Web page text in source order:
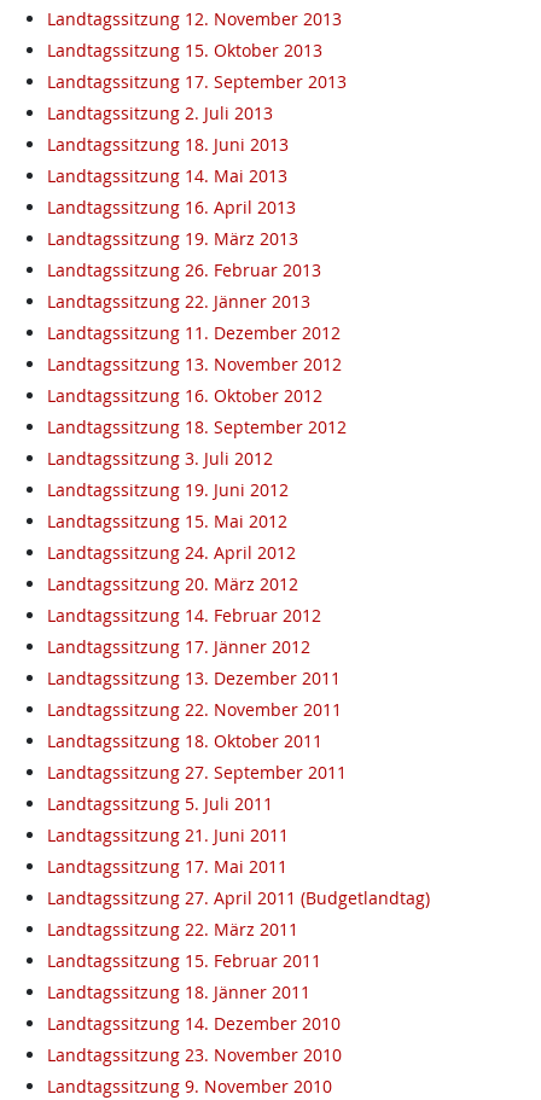
Landtagssitzung 12. November 2013
Landtagssitzung 15. Oktober 2013
Landtagssitzung 17. September 2013
Landtagssitzung 2. Juli 2013
Landtagssitzung 18. Juni 2013
Landtagssitzung 14. Mai 2013
Landtagssitzung 16. April 2013
Landtagssitzung 19. März 2013
Landtagssitzung 26. Februar 2013
Landtagssitzung 22. Jänner 2013
Landtagssitzung 11. Dezember 2012
Landtagssitzung 13. November 2012
Landtagssitzung 16. Oktober 2012
Landtagssitzung 18. September 2012
Landtagssitzung 3. Juli 2012
Landtagssitzung 19. Juni 2012
Landtagssitzung 15. Mai 2012
Landtagssitzung 24. April 2012
Landtagssitzung 20. März 2012
Landtagssitzung 14. Februar 2012
Landtagssitzung 17. Jänner 2012
Landtagssitzung 13. Dezember 2011
Landtagssitzung 22. November 2011
Landtagssitzung 18. Oktober 2011
Landtagssitzung 27. September 2011
Landtagssitzung 5. Juli 2011
Landtagssitzung 21. Juni 2011
Landtagssitzung 17. Mai 2011
Landtagssitzung 27. April 2011 (Budgetlandtag)
Landtagssitzung 22. März 2011
Landtagssitzung 15. Februar 2011
Landtagssitzung 18. Jänner 2011
Landtagssitzung 14. Dezember 2010
Landtagssitzung 23. November 2010
Landtagssitzung 9. November 2010